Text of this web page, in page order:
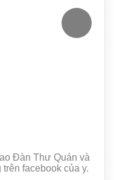
Đàn Thư Quán và
facebook của y.